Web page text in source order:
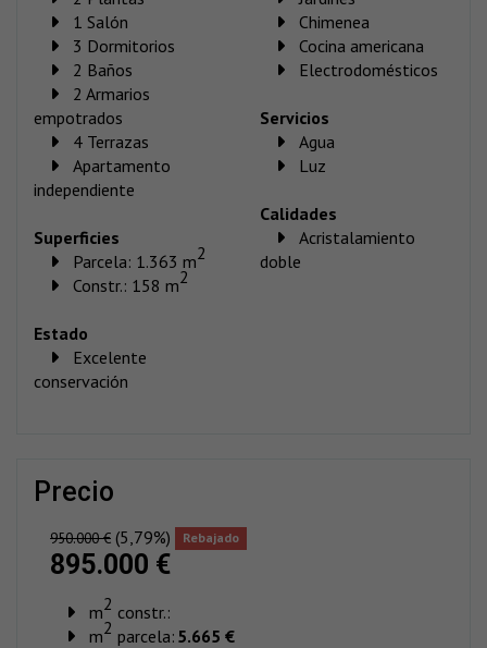
1 Salón
3 Dormitorios
2 Baños
2 Armarios
empotrados
4 Terrazas
Apartamento
independiente
Superficies
Parcela: 1.363 m2
Constr.: 158 m2
Estado
Excelente
conservación
Chimenea
Cocina americana
Electrodomésticos
Servicios
Agua
Luz
Calidades
Acristalamiento
doble
precio
950.000 € (5,79%) Rebajado
895.000 €
m2 constr.:
5.665 €
m2 parcela: